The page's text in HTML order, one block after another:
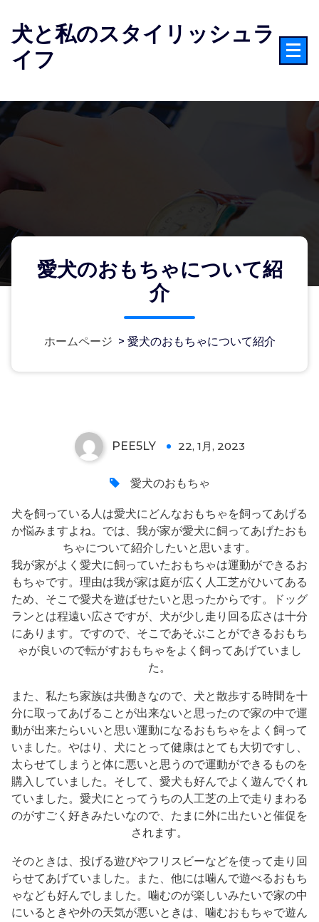
ス
ッ
犬と私のスタイリッシュラ
イフ
愛犬のおもちゃについて紹
介
ホームページ > 愛犬のおもちゃについて紹介
PEE5LY 22, 1月, 2023
愛犬のおもちゃ
犬を飼っている人は愛犬にどんなおもちゃを飼ってあげる
か悩みますよね。では、我が家が愛犬に飼ってあげたおも
ちゃについて紹介したいと思います。
我が家がよく愛犬に飼っていたおもちゃは運動ができるお
もちゃです。理由は我が家は庭が広く人工芝がひいてある
ため、そこで愛犬を遊ばせたいと思ったからです。ドッグ
ランとは程遠い広さですが、犬が少し走り回る広さは十分
にあります。ですので、そこであそぶことができるおもち
ゃが良いので転がすおもちゃをよく飼ってあげていまし
た。
また、私たち家族は共働きなので、犬と散歩する時間を十
分に取ってあげることが出来ないと思ったので家の中で運
動が出来たらいいと思い運動になるおもちゃをよく飼って
いました。やはり、犬にとって健康はとても大切ですし、
太らせてしまうと体に悪いと思うので運動ができるものを
購入していました。そして、愛犬も好んでよく遊んでくれ
ていました。愛犬にとってうちの人工芝の上で走りまわる
のがすごく好きみたいなので、たまに外に出たいと催促を
されます。
そのときは、投げる遊びやフリスビーなどを使って走り回
らせてあげていました。また、他には噛んで遊べるおもち
ゃなども好んでしました。噛むのが楽しいみたいで家の中
にいるときや外の天気が悪いときは、噛むおもちゃで遊ん